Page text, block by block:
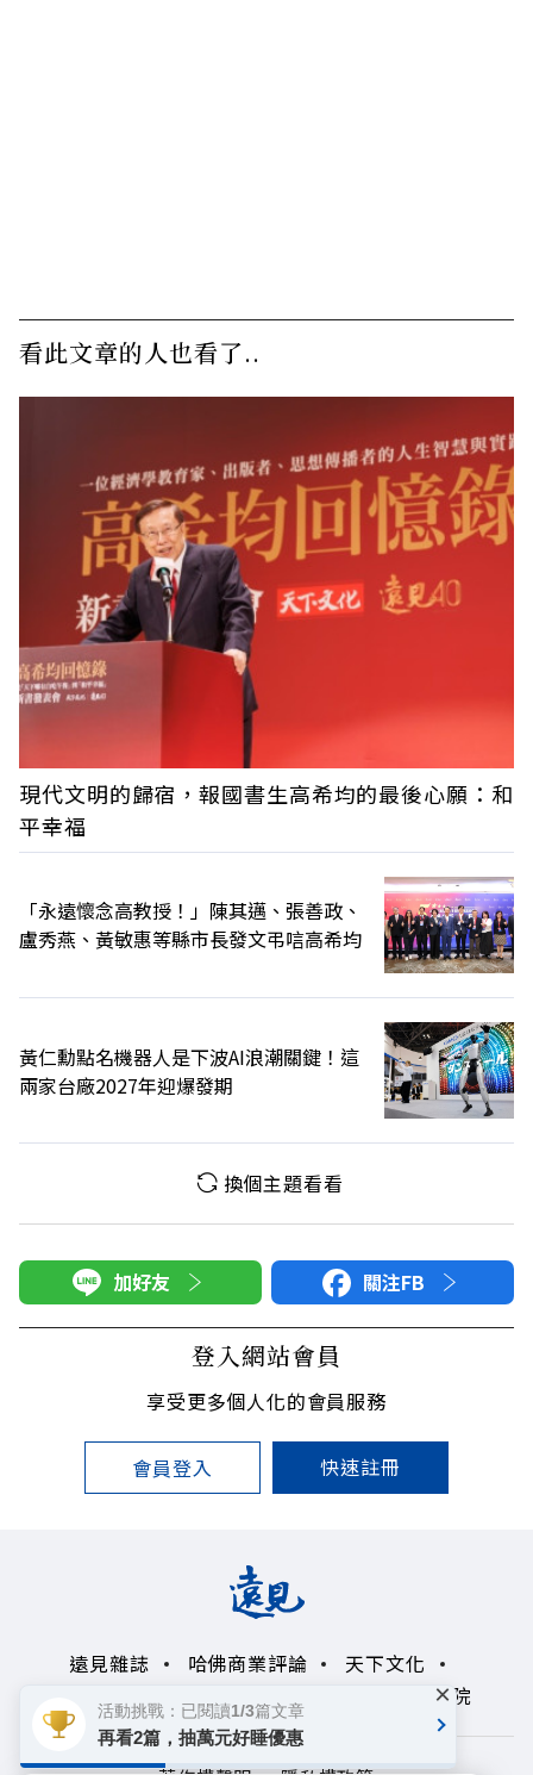
看此文章的人也看了..
現代文明的歸宿，報國書生高希均的最後心願：和
平幸福
「永遠懷念高教授！」陳其邁、張善政、
盧秀燕、黃敏惠等縣市長發文弔唁高希均
黃仁勳點名機器人是下波AI浪潮關鍵！這
兩家台廠2027年迎爆發期
換個主題看看
加好友 關注FB
登入網站會員
享受更多個人化的會員服務
會員登入 快速註冊
遠見雜誌 哈佛商業評論
天下文化
未來親子學習平台
50+ 領導影響力學院
活動挑戰：已閱讀1/3篇文章
再看2篇，抽萬元好睡優惠
×